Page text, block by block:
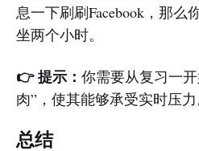
息一下刷刷Facebook，那么
坐两个小时。
👉 提示： 你需要从复习一
肉”，使其能够承受实时压力
总结